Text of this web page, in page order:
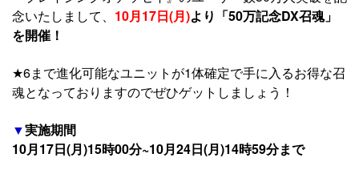
念いたしまして、 10月17日(月)より「50万記念DX召魂」
を開催！
★6まで進化可能なユニットが1体確定で手に入るお得な召
魂となっておりますのでぜひゲットしましょう！
▼実施期間
10月17日(月)15時00分~10月24日(月)14時59分まで